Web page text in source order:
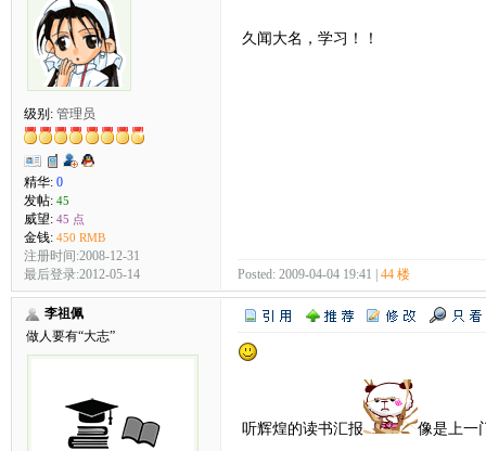
级别: 管理员
精华: 0
发帖: 45
威望: 45 点
金钱: 450 RMB
注册时间:2008-12-31
最后登录:2012-05-14
久闻大名，学习！！
Posted: 2009-04-04 19:41 | 44 楼
李祖佩
做人要有“大志”
听辉煌的读书汇报 像是上一